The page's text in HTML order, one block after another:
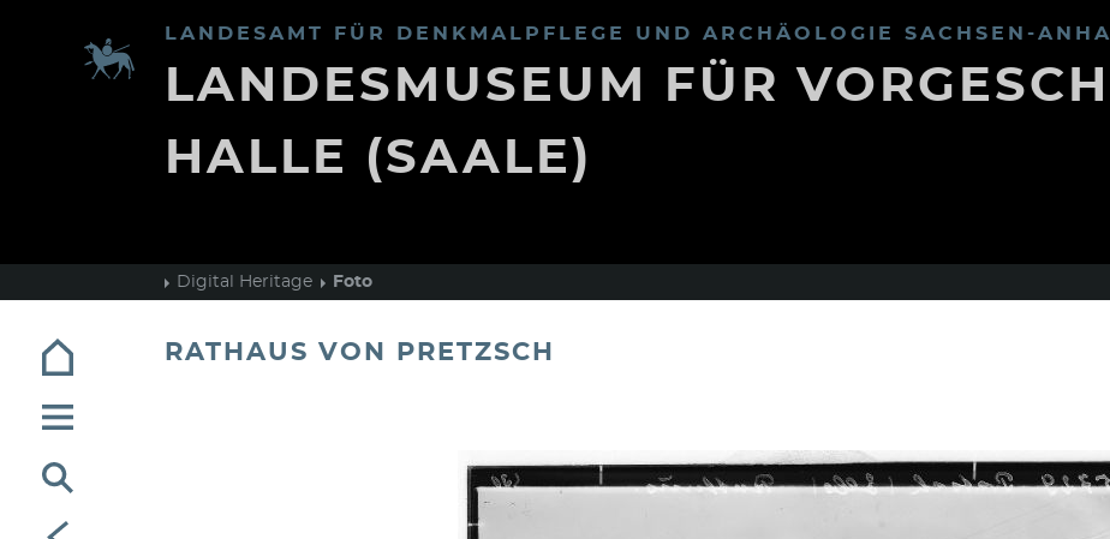
LANDESAMT FÜR DENKMALPFLEGE UND ARCHÄOLOGIE SACHSEN-
LANDESMUSEUM FÜR
HALLE (SAALE)
Digital Heritage Foto
RATHAUS VON PRETZSCH